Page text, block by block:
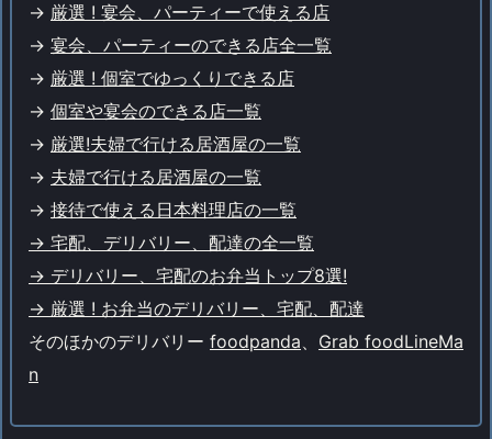
-> 厳選 ! 宴会、パーティーで使える店
-> 宴会、パーティーのできる店全一覧
-> 厳選 ! 個室でゆっくりできる店
-> 個室や宴会のできる店一覧
-> 厳選!夫婦で行ける居酒屋の一覧
-> 夫婦で行ける居酒屋の一覧
-> 接待で使える日本料理店の一覧
→ 宅配、デリバリー、配達の全一覧
→ デリバリー、宅配のお弁当トップ8選!
→ 厳選 ! お弁当のデリバリー、宅配、配達
そのほかのデリバリー foodpanda、 Grab foodLineMa
n